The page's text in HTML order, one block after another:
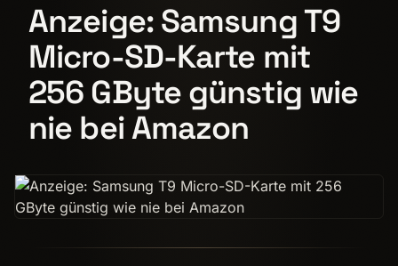
Anzeige: Samsung T9
Micro-SD-Karte mit
256 GByte günstig wie
nie bei Amazon